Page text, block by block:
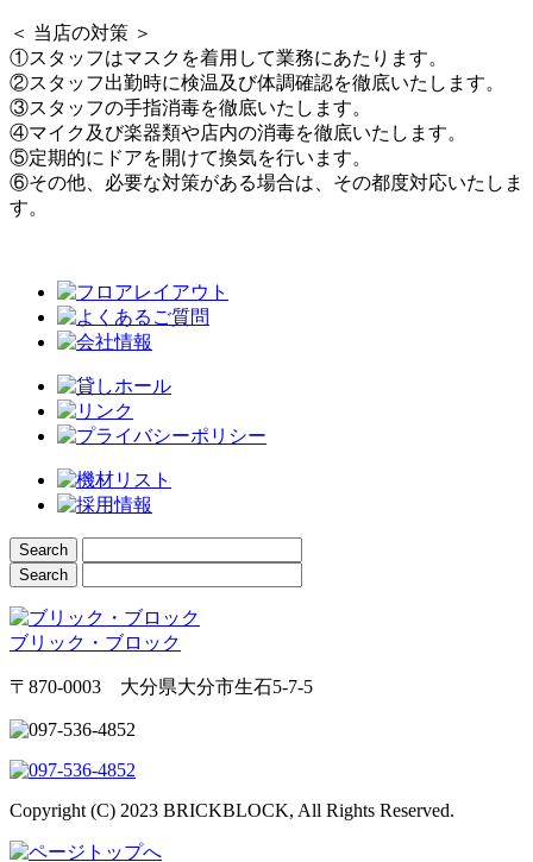
＜ 当店の対策 ＞
①スタッフはマスクを着用して業務にあたります。
②スタッフ出勤時に検温及び体調確認を徹底いたします。
③スタッフの手指消毒を徹底いたします。
④マイク及び楽器類や店内の消毒を徹底いたします。
⑤定期的にドアを開けて換気を行います。
⑥その他、必要な対策がある場合は、その都度対応いたしま
す。
ブリック・ブロック
〒870-0003 大分県大分市生石5-7-5
Copyright (C) 2023 BRICKBLOCK, All Rights Reserved.